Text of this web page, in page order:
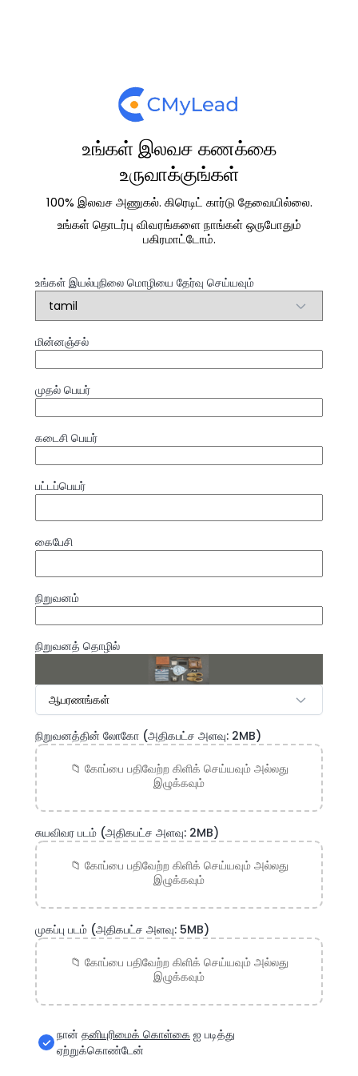
உங்கள் இலவச கணக்கை
உருவாக்குங்கள்
100% இலவச அணுகல். கிரெடிட் கார்டு தேவையில்லை.
உங்கள் தொடர்பு விவரங்களை நாங்கள் ஒருபோதும்
பகிரமாட்டோம்.
உங்கள் இயல்புநிலை மொழியை தேர்வு செய்யவும்
மின்னஞ்சல்
முதல் பெயர்
கடைசி பெயர்
பட்டப்பெயர்
கைபேசி
நிறுவனம்
நிறுவனத் தொழில்
ஆபரணங்கள்
நிறுவனத்தின் லோகோ (அதிகபட்ச அளவு: 2MB)
சுயவிவர படம் (அதிகபட்ச அளவு: 2MB)
முகப்பு படம் (அதிகபட்ச அளவு: 5MB)
நான் தனியுரிமைக் கொள்கை ஐ படித்து
ஏற்றுக்கொண்டேன்